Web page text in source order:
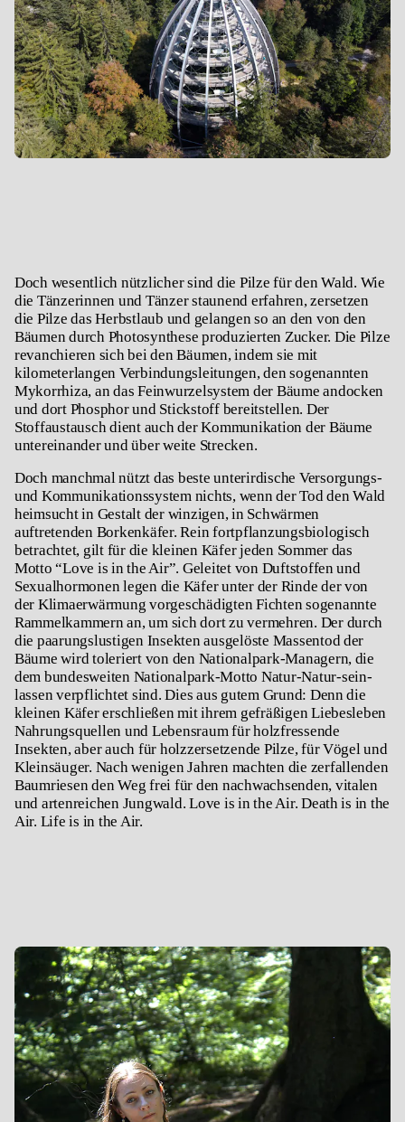
Doch wesentlich nützlicher sind die Pilze für den Wald. Wie
die Tänzerinnen und Tänzer staunend erfahren, zersetzen
die Pilze das Herbstlaub und gelangen so an den von den
Bäumen durch Photosynthese produzierten Zucker. Die Pilze
revanchieren sich bei den Bäumen, indem sie mit
kilometerlangen Verbindungsleitungen, den sogenannten
Mykorrhiza, an das Feinwurzelsystem der Bäume andocken
und dort Phosphor und Stickstoff bereitstellen. Der
Stoffaustausch dient auch der Kommunikation der Bäume
untereinander und über weite Strecken.
Doch manchmal nützt das beste unterirdische Versorgungs-
und Kommunikationssystem nichts, wenn der Tod den Wald
heimsucht in Gestalt der winzigen, in Schwärmen
auftretenden Borkenkäfer. Rein fortpflanzungsbiologisch
betrachtet, gilt für die kleinen Käfer jeden Sommer das
Motto “Love is in the Air”. Geleitet von Duftstoffen und
Sexualhormonen legen die Käfer unter der Rinde der von
der Klimaerwärmung vorgeschädigten Fichten sogenannte
Rammelkammern an, um sich dort zu vermehren. Der durch
die paarungslustigen Insekten ausgelöste Massentod der
Bäume wird toleriert von den Nationalpark-Managern, die
dem bundesweiten Nationalpark-Motto Natur-Natur-sein-
lassen verpflichtet sind. Dies aus gutem Grund: Denn die
kleinen Käfer erschließen mit ihrem gefräßigen Liebesleben
Nahrungsquellen und Lebensraum für holzfressende
Insekten, aber auch für holzzersetzende Pilze, für Vögel und
Kleinsäuger. Nach wenigen Jahren machten die zerfallenden
Baumriesen den Weg frei für den nachwachsenden, vitalen
und artenreichen Jungwald. Love is in the Air. Death is in the
Air. Life is in the Air.